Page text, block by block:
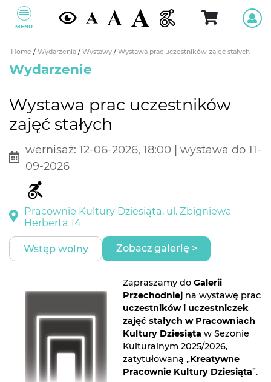
MENU
Home / Wydarzenia / Wystawy / Wystawa prac uczestników zajęć stałych
Wydarzenie
Wystawa prac uczestników
zajęć stałych
wernisaż: 12-06-2026, 18:00 | wystawa do 11-
09-2026
Pracownie Kultury Dziesiąta, ul. Zbigniewa
Herberta 14
Wstęp wolny Zobacz galerię >
Zapraszamy doGalerii
Przechodniej na wystawę prac
uczestników i uczestniczek
zajęć stałych w Pracowniach
Kultury Dziesiąta w Sezonie
Kulturalnym 2025/2026,
zatytułowaną „Kreatywne
Pracownie Kultury Dziesiąta”.